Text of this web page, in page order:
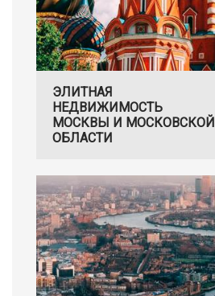
ЭЛИТНАЯ
НЕДВИЖИМОСТЬ
МОСКВЫ И МОСКОВСКОЙ
ОБЛАСТИ